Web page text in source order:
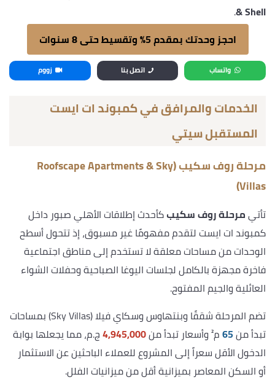
& Shell
.
احجز وحدتك بمقدم 5% وتقسيط حتى 8 سنوات
واتساب اتصل بنا زووم
الخدمات والمرافق في كمبوند ات ايست
المستقبل سيتي
مرحلة روف سكيب (Roofscape Apartments & Sky
Villas)
تأتيمرحلة روف سكيبكأحدث إطلاقات الأهلي صبور داخل
كمبوند ات ايست لتقدم مفهومًا غير مسبوق، إذ تتحول أسطح
الوحدات من مساحات معلقة لا تستخدم إلى مناطق اجتماعية
فاخرة مجهزة بالكامل لجلسات اليوغا الصباحية وحفلات الشواء
العائلية والجيم المفتوح.
تضم المرحلة شققًا وبنتهاوس وسكاي فيلا (Sky Villas) بمساحات
تبدأ من65م² وأسعار تبدأ من 4,945,000ج.م، مما يجعلها بوابة
الدخول الأقل سعراً إلى المشروع للعملاء الباحثين عن الاستثمار
أو السكن المعاصر بميزانية أقل من ميزانيات الفلل.